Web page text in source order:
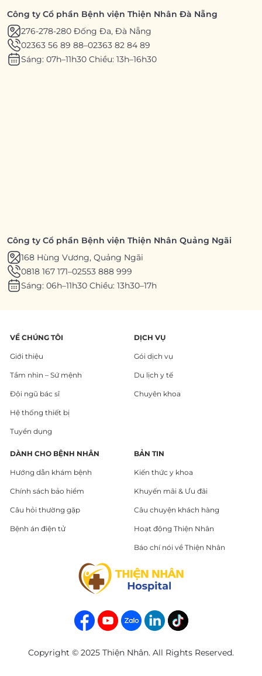
Công ty Cổ phần Bệnh viện Thiện Nhân Đà Nẵng
276-278-280 Đống Đa, Đà Nẵng
02363 56 89 88–02363 82 84 89
Sáng: 07h–11h30 Chiều: 13h–16h30
Công ty Cổ phần Bệnh viện Thiện Nhân Quảng Ngãi
168 Hùng Vương, Quảng Ngãi
0818 167 171–02553 888 999
Sáng: 06h–11h30 Chiều: 13h30–17h
VỀ CHÚNG TÔI
Giới thiệu
Tầm nhìn – Sứ mệnh
Đội ngũ bác sĩ
Hệ thống thiết bị
Tuyển dụng
DỊCH VỤ
Gói dịch vụ
Du lịch y tế
Chuyên khoa
DÀNH CHO BỆNH NHÂN
Hướng dẫn khám bệnh
Chính sách bảo hiểm
Câu hỏi thường gặp
Bệnh án điện tử
BẢN TIN
Kiến thức y khoa
Khuyến mãi & Ưu đãi
Câu chuyện khách hàng
Hoạt động Thiện Nhân
Báo chí nói về Thiện Nhân
Copyright © 2025 Thiện Nhân. All Rights Reserved.